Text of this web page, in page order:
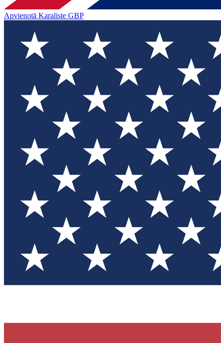
Apvienotā Karaliste GBP